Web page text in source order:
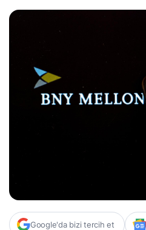
Google'da bizi tercih et